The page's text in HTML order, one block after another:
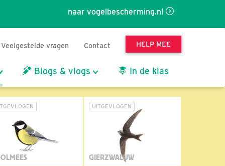
naar vogelbescherming.nl
Veelgestelde vragen Contact HELP MEE
Blogs & vlogs In de klas
UITGEVLOGEN
GIERZWALUW